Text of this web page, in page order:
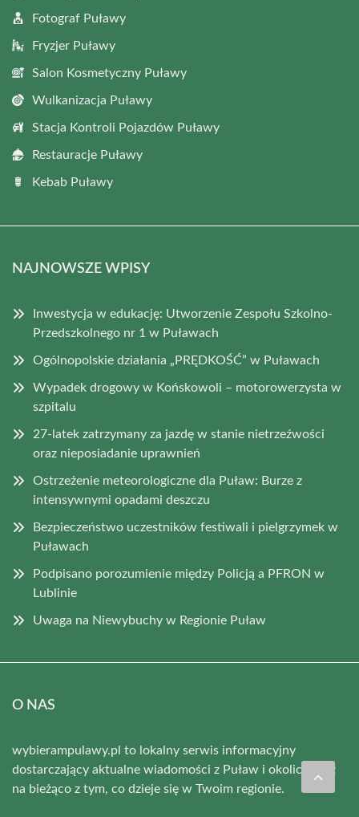
Fotograf Puławy
Fryzjer Puławy
Salon Kosmetyczny Puławy
Wulkanizacja Puławy
Stacja Kontroli Pojazdów Puławy
Restauracje Puławy
Kebab Puławy
NAJNOWSZE WPISY
Inwestycja w edukację: Utworzenie Zespołu Szkolno-
Przedszkolnego nr 1 w Puławach
Ogólnopolskie działania „PRĘDKOŚĆ” w Puławach
Wypadek drogowy w Końskowoli – motorowerzysta w
szpitalu
27-latek zatrzymany za jazdę w stanie nietrzeźwości
oraz nieposiadanie uprawnień
Ostrzeżenie meteorologiczne dla Puław: Burze z
intensywnymi opadami deszczu
Bezpieczeństwo uczestników festiwali i pielgrzymek w
Puławach
Podpisano porozumienie między Policją a PFRON w
Lublinie
Uwaga na Niewybuchy w Regionie Puław
O NAS
wybierampulawy.pl to lokalny serwis informacyjny
dostarczający aktualne wiadomości z Puław i okolic. Bądź
na bieżąco z tym, co dzieje się w Twoim regionie.